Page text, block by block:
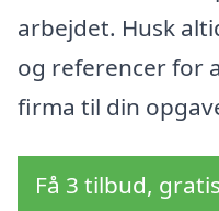
arbejdet. Husk
og referencer for
firma til din
Få 3 tilbud,